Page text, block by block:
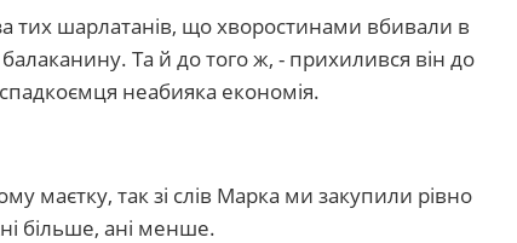
тих шарлатанів, що хворостинами вбивали в
Та й до того ж, - прихилився він до
неабияка економія.
маєтку, так зі слів Марка ми закупили рівно
більше, ані менше.